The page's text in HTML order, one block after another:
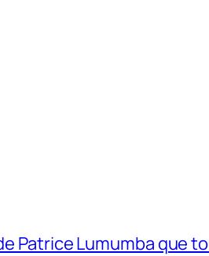
Patrice Lumumba que